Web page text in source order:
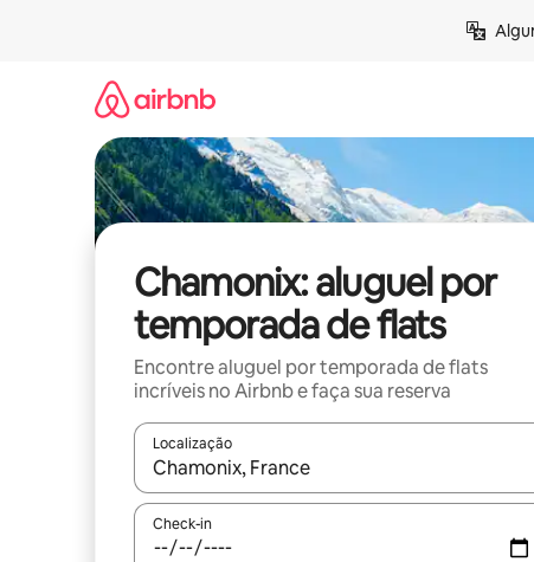
Chamonix: aluguel por
temporada de flats
Encontre aluguel por temporada de flats
incríveis no Airbnb e faça sua reserva
Localização
Quando os resultados estiverem disponíveis,
Check-in